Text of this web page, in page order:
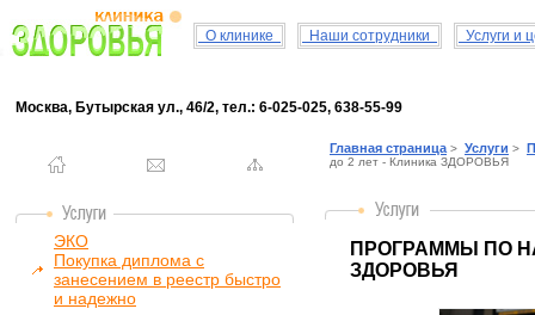
О клинике Наши сотрудники Услуги и
Москва, Бутырская ул., 46/2, тел.: 6-025-025, 638-55-99
ЭКО
Покупка диплома с
занесением в реестр быстро
и надежно
Главная страница > Услуги >
до 2 лет - Клиника ЗДОРОВЬЯ
ПРОГРАММЫ ПО
ЗДОРОВЬЯ